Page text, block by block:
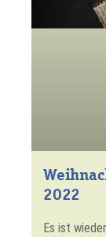
2022
Es ist